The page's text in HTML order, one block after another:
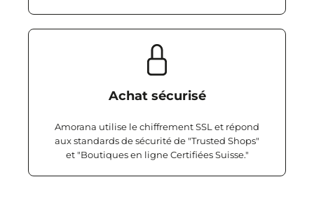
Achat sécurisé
Amorana utilise le chiffrement SSL et répond
aux standards de sécurité de "Trusted Shops"
et "Boutiques en ligne Certifiées Suisse."